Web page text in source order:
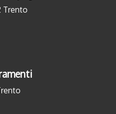
Trento